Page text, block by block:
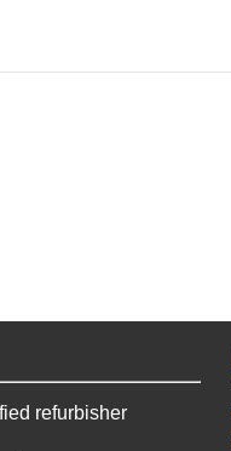
refurbisher